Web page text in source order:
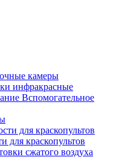
камеры
инфракрасные
Вспомогательное
для краскопультов